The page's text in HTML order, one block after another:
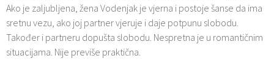
Ako je zaljubljena, žena Vodenjak je vjerna i postoje šanse da ima
sretnu vezu, ako joj partner vjeruje i daje potpunu slobodu.
Također i partneru dopušta slobodu. Nespretna je u romantičnim
situacijama. Nije previše praktična.